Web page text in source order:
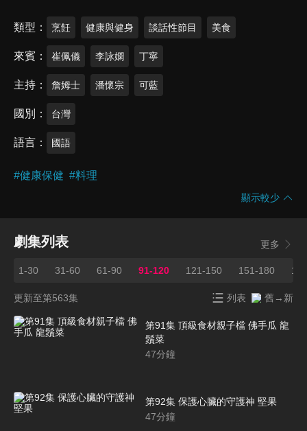
類型 烹飪 健康與健身 談話性節目 美食
來賓 崔佩儀 李詠嫻 丁寧
主持 詹姆士 潘懷宗 可藍
國別 台灣
語言 國語
#健康保健 #料理
顯示較少
劇集列表 更多
1-30 31-60 61-90 91-120 121-150 151-180
更新至第563集 列表 舊→新
第91集 頂級食材親子檔 佛手瓜 龍
鬚菜
47分鐘
第92集 保護心臟的守護神 堅果
47分鐘